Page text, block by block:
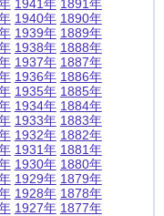
1941年
1940年
1939年
1938年
1937年
1936年
1935年
1934年
1933年
1932年
1931年
1930年
1929年
1928年
1927年
1891年
1890年
1889年
1888年
1887年
1886年
1885年
1884年
1883年
1882年
1881年
1880年
1879年
1878年
1877年